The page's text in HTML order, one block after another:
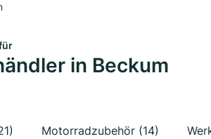
in Beckum
Motorradzubehör (14)